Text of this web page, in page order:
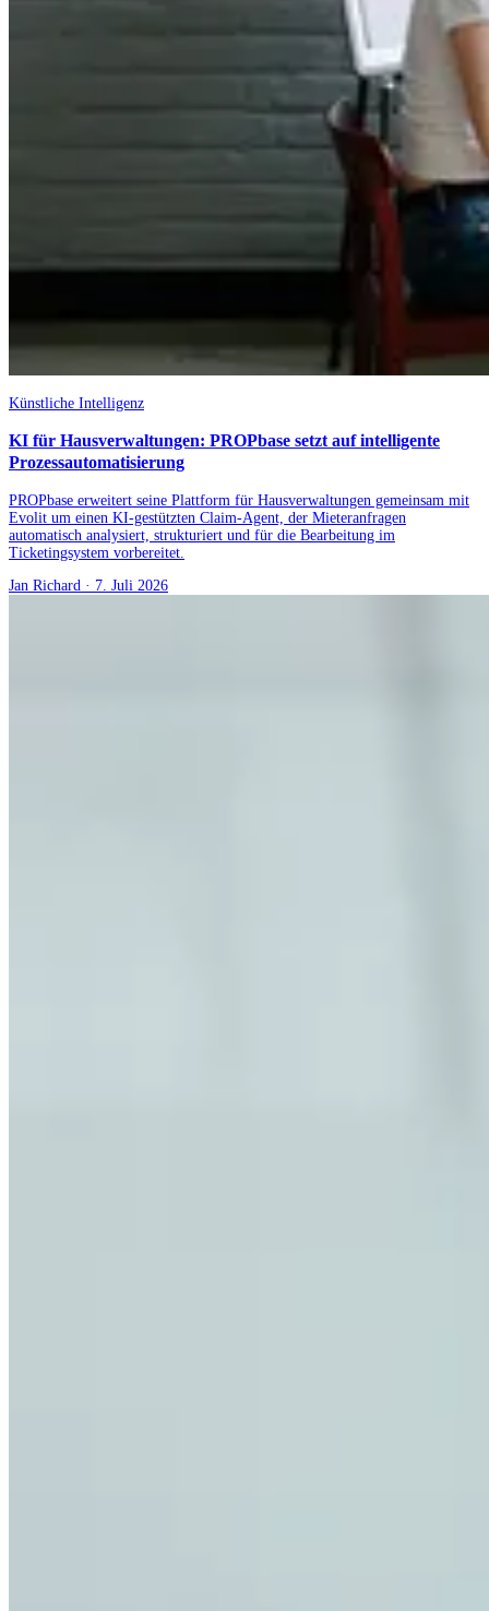
Künstliche Intelligenz
KI für Hausverwaltungen: PROPbase setzt auf intelligente
Prozessautomatisierung
PROPbase erweitert seine Plattform für Hausverwaltungen gemeinsam mit
Evolit um einen KI-gestützten Claim-Agent, der Mieteranfragen
automatisch analysiert, strukturiert und für die Bearbeitung im
Ticketingsystem vorbereitet.
Jan Richard · 7. Juli 2026